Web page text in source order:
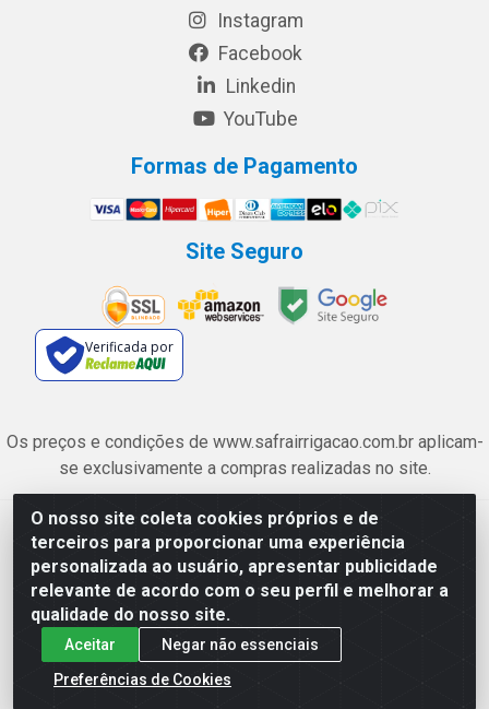
O nosso site coleta cookies próprios e de
terceiros para proporcionar uma experiência
personalizada ao usuário, apresentar publicidade
relevante de acordo com o seu perfil e melhorar a
qualidade do nosso site.
Aceitar
Negar não essenciais
Preferências de Cookies
Instagram
Facebook
Linkedin
YouTube
Formas de Pagamento
Site Seguro
Verificada por
Os preços e condições de www.safrairrigacao.com.br aplicam-
se exclusivamente a compras realizadas no site.
Safra Agrícola e Pecuária LTDA - Avenida Castelo Branco, 5330 -
Esplanada dos Anicuns, Goiânia/GO - CEP 74.433-205 - CNPJ
06.315.490/0001-00